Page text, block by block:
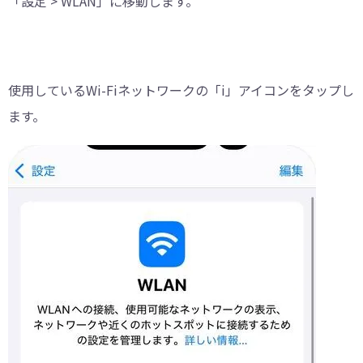
使用しているWi-Fiネットワークの「i」アイコンをタップし
ます。